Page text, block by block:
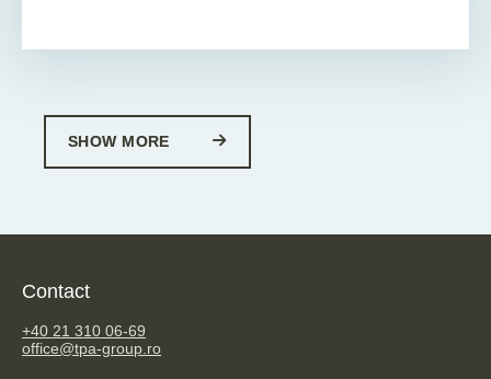
SHOW MORE
Contact
+40 21 310 06-69
office@tpa-group.ro